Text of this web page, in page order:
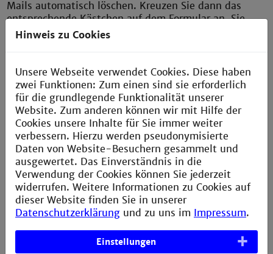
Mails automatisch löschen. Kreuzen Sie dann das
entsprechende Kästchen auf dem Formular an. Sie
können diese Einstellung jederzeit selbst rückgängig
Infobox.
Kennzeichnung von E-Mails im Mailbetreff
Alle E-Mails, die von extern kommen (Absender
stammtnichtvon @*hs-mannheim.de oder @*th-
mannheim.de), werden mit dem Begriff[Extern]
der Betreffzeile gekennzeichnet.
Sie bekommen daher Mails, die anscheinend von
Personen aus dem Haus sind, wo aber ein externer
Absender dahintersteckt, mit „Extern“
gekennzeichnet. Bitte behandeln Sie externe
Adressen mit besonderer Vorsicht. Sollte der Account
Hinweis zu Cookies
Unsere Webseite verwendet Cookies. Diese haben
zwei Funktionen: Zum einen sind sie erforderlich
für die grundlegende Funktionalität unserer
Website. Zum anderen können wir mit Hilfe der
Cookies unsere Inhalte für Sie immer weiter
verbessern. Hierzu werden pseudonymisierte
Daten von Website-Besuchern gesammelt und
ausgewertet. Das Einverständnis in die
Verwendung der Cookies können Sie jederzeit
widerrufen. Weitere Informationen zu Cookies auf
dieser Website finden Sie in unserer
Datenschutzerklärung und zu uns im Impressum.
Einstellungen